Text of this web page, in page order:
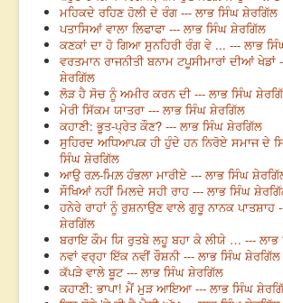
ਮਹਿਕਦੇ ਰਹਿਣ ਹੋਲੀ ਦੇ ਰੰਗ --- ਲਾਭ ਸਿੰਘ ਸ਼ੇਰਗਿੱਲ
ਪਤਾਸਿਆਂ ਵਾਲਾ ਲਿਫਾਫਾ --- ਲਾਭ ਸਿੰਘ ਸ਼ੇਰਗਿੱਲ
ਕਣਕਾਂ ਦਾ ਹੋ ਗਿਆ ਸੁਨਹਿਰੀ ਰੰਗ ਵੇ ... --- ਲਾਭ
ਵਰਤਮਾਨ ਰਾਜਨੀਤੀ ਬਨਾਮ ਟਪੂਸੀਮਾਰਾਂ ਦੀਆਂ ਖੇਡਾਂ
ਸ਼ੇਰਗਿੱਲ
ਲੋੜ ਹੈ ਸੋਚ ਨੂੰ ਅਮੀਰ ਕਰਨ ਦੀ --- ਲਾਭ ਸਿੰਘ
ਮੇਰੀ ਸਿੱਕਮ ਯਾਤਰਾ --- ਲਾਭ ਸਿੰਘ ਸ਼ੇਰਗਿੱਲ
ਕਹਾਣੀ: ਭੂਤ-ਪ੍ਰੇਤ ਕੌਣ? --- ਲਾਭ ਸਿੰਘ ਸ਼ੇਰਗਿੱਲ
ਸੁਹਿਰਦ ਅਧਿਆਪਕ ਹੀ ਹੁੰਦੇ ਹਨ ਨਿਰੋਏ ਸਮਾਜ ਦੇ
ਸਿੰਘ ਸ਼ੇਰਗਿੱਲ
ਆਉ ਰਲ਼-ਮਿਲ਼ ਹੰਭਲਾ ਮਾਰੀਏ --- ਲਾਭ ਸਿੰਘ
ਸੌਖਿਆਂ ਨਹੀਂ ਮਿਲਦੇ ਸਹੀ ਰਾਹ --- ਲਾਭ ਸਿੰਘ
ਹਨੇਰੇ ਰਾਹਾਂ ਨੂੰ ਰੁਸ਼ਨਾਉਣ ਵਾਲੇ ਗੁਰੂ ਨਾਨਕ ਪਾਤਸ਼ਾਹ
ਸ਼ੇਰਗਿੱਲ
ਬਰਾਇ ਕੌਮ ਯਿ ਰੁਤਬੇ ਲਹੂ ਬਹਾ ਕੇ ਲੀਯੇ … --- ਲਾਭ
ਨਵਾਂ ਵਰ੍ਹਾ ਇੱਕ ਨਵੀਂ ਰੌਸ਼ਨੀ --- ਲਾਭ ਸਿੰਘ ਸ਼ੇਰਗਿੱਲ
ਕੱਪੜੇ ਵਾਲੇ ਬੂਟ --- ਲਾਭ ਸਿੰਘ ਸ਼ੇਰਗਿੱਲ
ਕਹਾਣੀ: ਭਾਪਾ! ਮੈਂ ਮੁੜ ਆਇਆ --- ਲਾਭ ਸਿੰਘ